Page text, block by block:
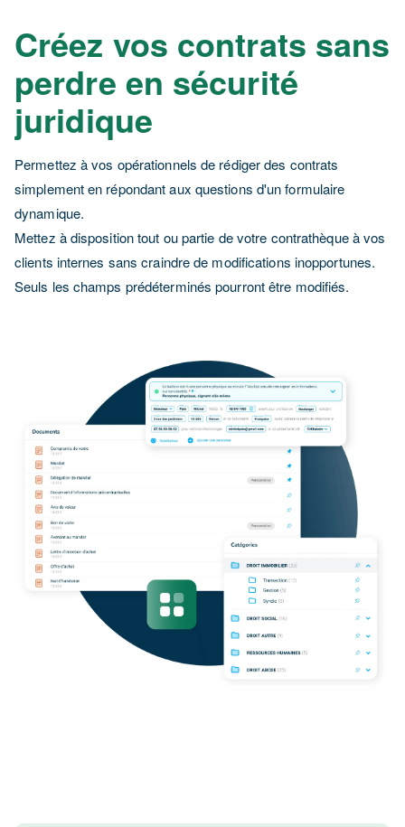
Créez vos contrats sans
perdre en sécurité
juridique
Permettez à vos opérationnels de rédiger des contrats
simplement en répondant aux questions d'un formulaire
dynamique.
Mettez à disposition tout ou partie de votre contrathèque à vos
clients internes sans craindre de modifications inopportunes.
Seuls les champs prédéterminés pourront être modifiés.